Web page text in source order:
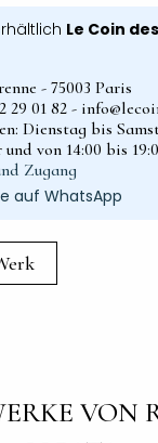
Le Coin
- 75003 Paris
29 01 82 -
Dienstag bis
von 14:00 bis
Zugang
auf WhatsApp
VON